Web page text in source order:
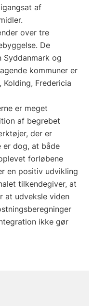
af
over tre
De
Syddanmark og
kommuner er
Kolding, Fredericia
er meget
af begrebet
der er
dog, at både
forløbene
en positiv udvikling
tilkendegiver, at
at udveksle viden
ikke gør